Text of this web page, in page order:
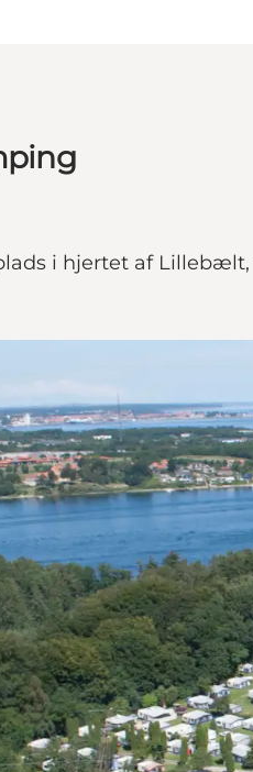
i hjertet af